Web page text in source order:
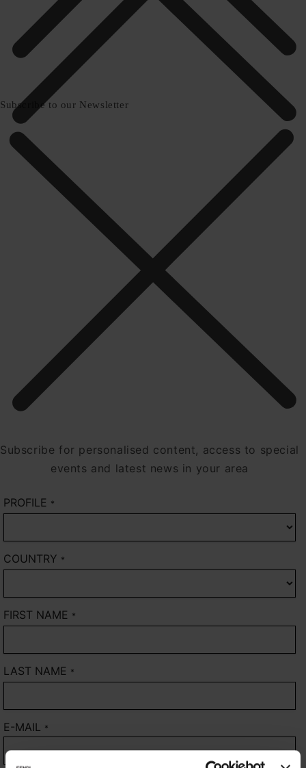
Subscribe to our Newsletter
Subscribe for personalised content, access to special
events and latest news in your area
PROFILE *
COUNTRY *
FIRST NAME *
LAST NAME *
E-MAIL *